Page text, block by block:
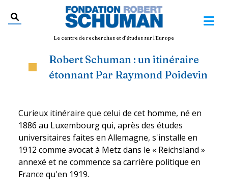
Le centre de recherches et d'études sur l'Europe
Robert Schuman : un itinéraire
étonnant Par Raymond Poidevin
Curieux itinéraire que celui de cet homme, né en
1886 au Luxembourg qui, après des études
universitaires faites en Allemagne, s'installe en
1912 comme avocat à Metz dans le « Reichsland »
annexé et ne commence sa carrière politique en
France qu'en 1919.